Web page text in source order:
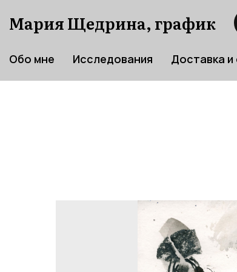
Мария Щедрина, график
Обо мне Исследования Доставка и